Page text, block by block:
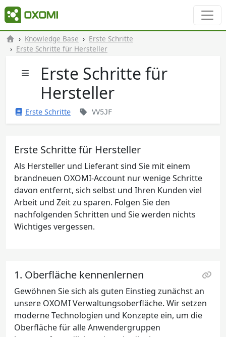
Knowledge Base
Erste Schritte
Erste Schritte für Hersteller
Erste Schritte für
Hersteller
Erste Schritte VV5JF
Erste Schritte für Hersteller
Als Hersteller und Lieferant sind Sie mit einem
brandneuen OXOMI-Account nur wenige Schritte
davon entfernt, sich selbst und Ihren Kunden viel
Arbeit und Zeit zu sparen. Folgen Sie den
nachfolgenden Schritten und Sie werden nichts
Wichtiges vergessen.
1. Oberfläche kennenlernen
Gewöhnen Sie sich als guten Einstieg zunächst an
unsere OXOMI Verwaltungsoberfläche. Wir setzen
moderne Technologien und Konzepte ein, um die
Oberfläche für alle Anwendergruppen